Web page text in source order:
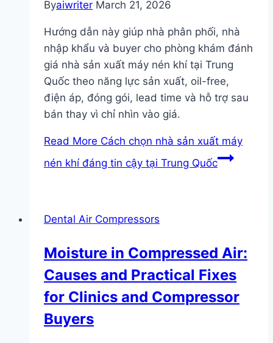
Byaiwriter March 21, 2026
Hướng dẫn này giúp nhà phân phối, nhà
nhập khẩu và buyer cho phòng khám đánh
giá nhà sản xuất máy nén khí tại Trung
Quốc theo năng lực sản xuất, oil-free,
điện áp, đóng gói, lead time và hỗ trợ sau
bán thay vì chỉ nhìn vào giá.
Read More Cách chọn nhà sản xuất máy
nén khí đáng tin cậy tại Trung Quốc
Dental Air Compressors
Moisture in Compressed Air:
Causes and Practical Fixes
for Clinics and Compressor
Buyers